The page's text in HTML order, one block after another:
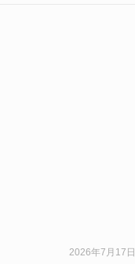
2026年7月17日